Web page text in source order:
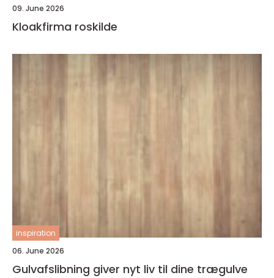
09. June 2026
Kloakfirma roskilde
inspiration
06. June 2026
Gulvafslibning giver nyt liv til dine trægulve